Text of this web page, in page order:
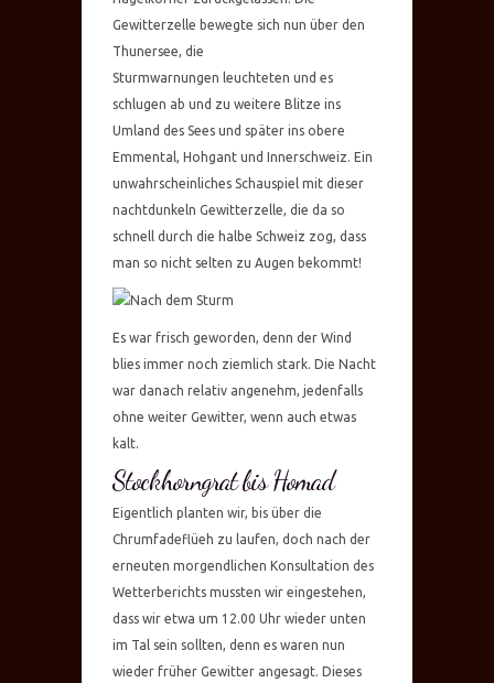
Gewitterzelle bewegte sich nun über den
Thunersee, die
Sturmwarnungen leuchteten und es
schlugen ab und zu weitere Blitze ins
Umland des Sees und später ins obere
Emmental, Hohgant und Innerschweiz. Ein
unwahrscheinliches Schauspiel mit dieser
nachtdunkeln Gewitterzelle, die da so
schnell durch die halbe Schweiz zog, dass
man so nicht selten zu Augen bekommt!
Es war frisch geworden, denn der Wind
blies immer noch ziemlich stark. Die Nacht
war danach relativ angenehm, jedenfalls
ohne weiter Gewitter, wenn auch etwas
kalt.
Stockhorngrat bis Homad
Eigentlich planten wir, bis über die
Chrumfadeflüeh zu laufen, doch nach der
erneuten morgendlichen Konsultation des
Wetterberichts mussten wir eingestehen,
dass wir etwa um 12.00 Uhr wieder unten
im Tal sein sollten, denn es waren nun
wieder früher Gewitter angesagt. Dieses